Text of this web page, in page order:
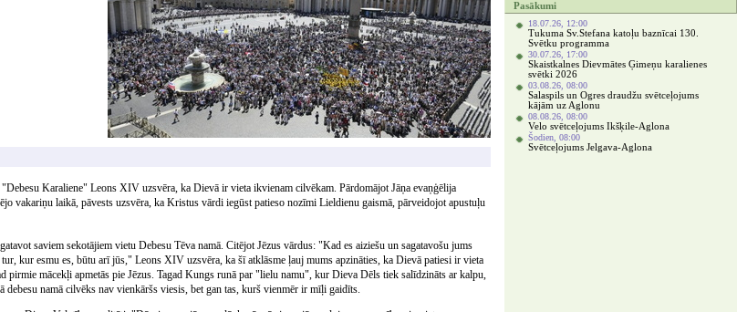
Karaliene" Leons XIV uzsvēra, ka Dievā ir vieta ikvienam cilvēkam. Pārdomājot Jāņa evaņģēlija
vakariņu laikā, pāvests uzsvēra, ka Kristus vārdi iegūst patieso nozīmi Lieldienu gaismā, pārveidojot apustuļu
saviem sekotājiem vietu Debesu Tēva namā. Citējot Jēzus vārdus: "Kad es aiziešu un sagatavošu jums
kur esmu es, būtu arī jūs," Leons XIV uzsvēra, ka šī atklāsme ļauj mums apzināties, ka Dievā patiesi ir vieta
pirmie mācekļi apmetās pie Jēzus. Tagad Kungs runā par "lielu namu", kur Dieva Dēls tiek salīdzināts ar kalpu,
debesu namā cilvēks nav vienkāršs viesis, bet gan tas, kurš vienmēr ir mīļi gaidīts.
Pasākumi
18.07.26, 12:00
Tukuma Sv.Stefana katoļu baznīcai 130.
Svētku programma
30.07.26, 17:00
Skaistkalnes Dievmātes Ģimeņu karalienes
svētki 2026
03.08.26, 08:00
Salaspils un Ogres draudžu svētceļojums
kājām uz Aglonu
08.08.26, 08:00
Velo svētceļojums Ikšķile-Aglona
Šodien, 08:00
Svētceļojums Jelgava-Aglona